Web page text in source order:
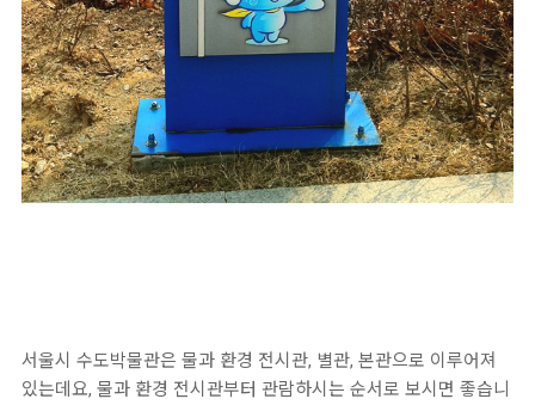
서울시 수도박물관은 물과 환경 전시관, 별관, 본관으로 이루어져
있는데요, 물과 환경 전시관부터 관람하시는 순서로 보시면 좋습니